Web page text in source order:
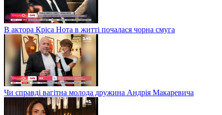
В актора Кріса Нота в житті почалася чорна смуга
Чи справді вагітна молода дружина Андрія Макаревича